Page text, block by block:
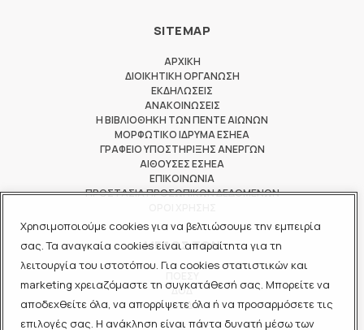
Χρησιμοποιούμε cookies για να βελτιώσουμε την εμπειρία
σας. Τα αναγκαία cookies είναι απαραίτητα για τη
λειτουργία του ιστοτόπου. Για cookies στατιστικών και
marketing χρειαζόμαστε τη συγκατάθεσή σας. Μπορείτε να
αποδεχθείτε όλα, να απορρίψετε όλα ή να προσαρμόσετε τις
επιλογές σας. Η ανάκληση είναι πάντα δυνατή μέσω των
SITEMAP
ΑΡΧΙΚΗ
ΔΙΟΙΚΗΤΙΚΗ ΟΡΓΑΝΩΣΗ
ΕΚΔΗΛΩΣΕΙΣ
ΑΝΑΚΟΙΝΩΣΕΙΣ
Η ΒΙΒΛΙΟΘΗΚΗ ΤΩΝ ΠΕΝΤΕ ΑΙΩΝΩΝ
ΜΟΡΦΩΤΙΚΟ ΙΔΡΥΜΑ ΕΣΗΕΑ
ΓΡΑΦΕΙΟ ΥΠΟΣΤΗΡΙΞΗΣ ΑΝΕΡΓΩΝ
ΑΙΘΟΥΣΕΣ ΕΣΗΕΑ
ΕΠΙΚΟΙΝΩΝΙΑ
ΠΡΟΣΤΑΣΙΑ ΠΡΟΣΩΠΙΚΩΝ ΔΕΔΟΜΕΝΩΝ
ΜΕΛΟΣ ΤΩΝ
ΔΟΔ
ΕΟΔ